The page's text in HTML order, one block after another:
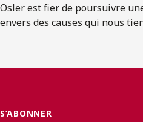
Osler est fier de poursuivre
envers des causes qui nous
S’ABONNER